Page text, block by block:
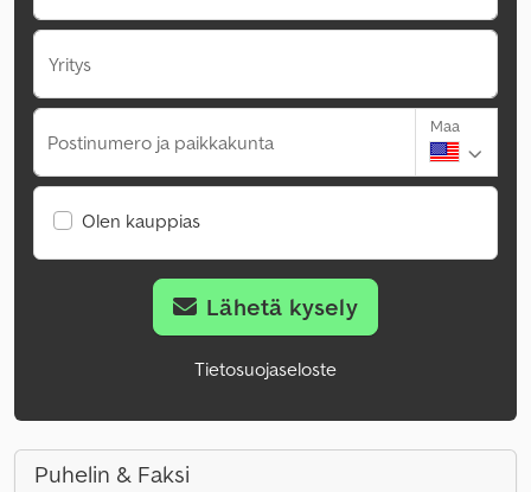
Yritys
Postinumero ja paikkakunta
Maa
Olen kauppias
Lähetä kysely
Tietosuojaseloste
Puhelin & Faksi